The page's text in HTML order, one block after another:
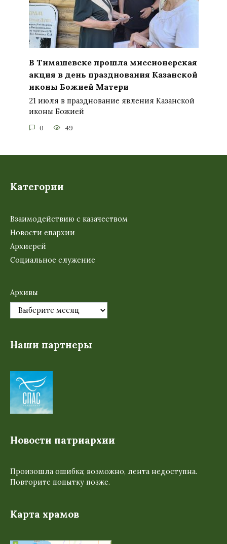
В Тимашевске прошла миссионерская
акция в день празднования Казанской
иконы Божией Матери
21 июля в празднование явления Казанской
иконы Божией
0 49
Категории
Взаимодействию с казачеством
Новости епархии
Архиерей
Социальное служение
Архивы
Наши партнеры
Новости патриархии
Произошла ошибка; возможно, лента недоступна.
Повторите попытку позже.
Карта храмов